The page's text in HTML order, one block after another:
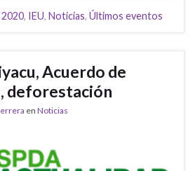
, IEU, Noticias, Últimos eventos
Acuerdo de
deforestación
en Noticias